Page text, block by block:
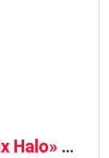
APU AMD Ryzen AI Max «Strix Halo» — это лучшие APU для ПК с искусственным интеллектом: 16 ядер «Zen 5» и 40 ядер «RDNA 3.5», пропускная способность 256 ГБ/с и мощность до 120 Вт